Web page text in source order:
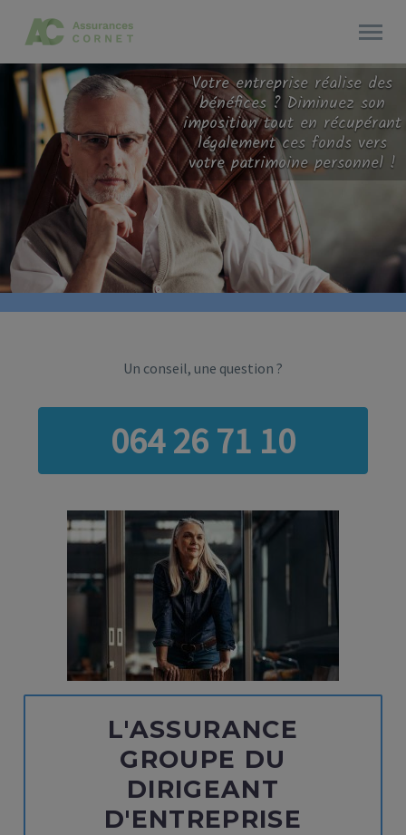
Votre entreprise réalise des
bénéfices ? Diminuez son
imposition tout en récupérant
légalement ces fonds vers
votre patrimoine personnel !
Un conseil, une question ?
064 26 71 10
L'ASSURANCE
GROUPE DU
DIRIGEANT
D'ENTREPRISE